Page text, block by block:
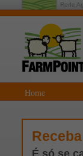
Rede
Home
É só se